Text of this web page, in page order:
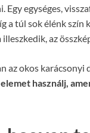
Egy egységes,
a túl sok élénk
az
az okos
használj,